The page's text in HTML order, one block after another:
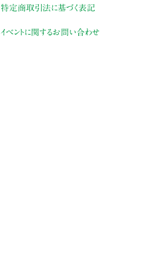
特定商取引法に基づく表記
イベントに関するお問い合わせ